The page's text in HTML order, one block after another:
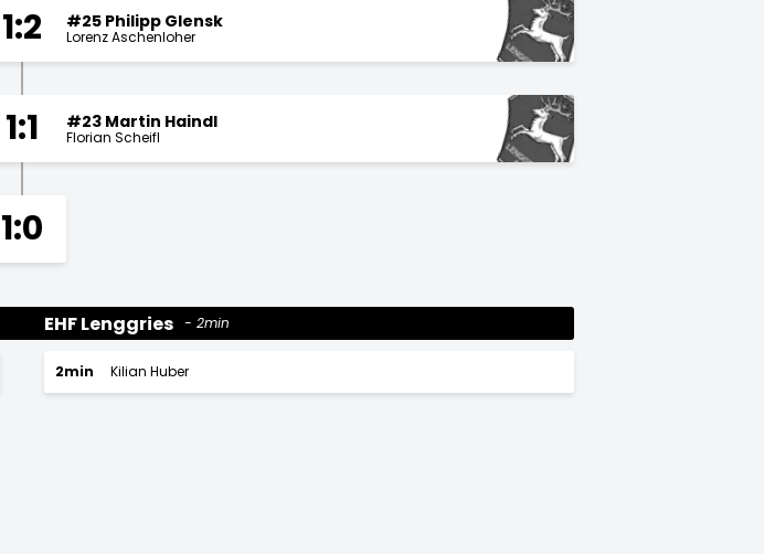
1:2 #25 Philipp Glensk
Lorenz Aschenloher
1:1 #23 Martin Haindl
Florian Scheifl
1:0
EHF Lenggries 2min
2min Kilian Huber